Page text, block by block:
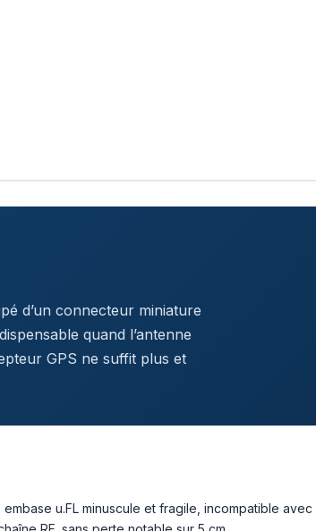
d’un connecteur miniature
quand l’antenne
GPS ne suffit plus et
u.FL minuscule et fragile, incompatible